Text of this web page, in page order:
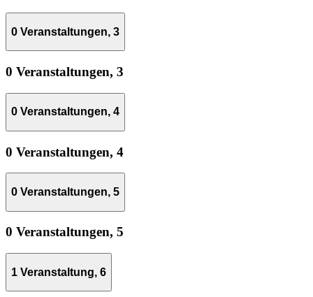
0 Veranstaltungen, 3
0 Veranstaltungen, 3
0 Veranstaltungen, 4
0 Veranstaltungen, 4
0 Veranstaltungen, 5
0 Veranstaltungen, 5
1 Veranstaltung, 6